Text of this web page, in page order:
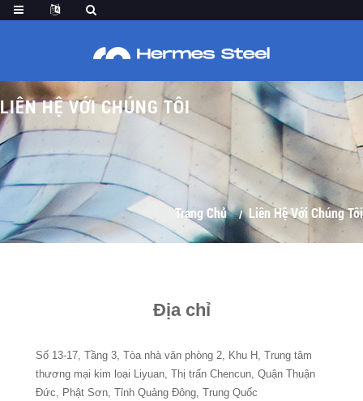
LIÊN HỆ VỚI CHÚNG TÔI
Trang Chủ Liên Hệ Với Chúng Tôi
Địa chỉ
Số 13-17, Tầng 3, Tòa nhà văn phòng 2, Khu H, Trung tâm
thương mại kim loại Liyuan, Thị trấn Chencun, Quận Thuận
Đức, Phật Sơn, Tỉnh Quảng Đông, Trung Quốc